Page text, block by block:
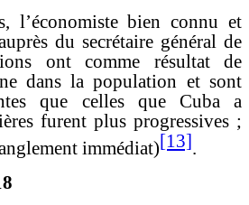
l’économiste bien connu et
du secrétaire général de
ont comme résultat de
dans la population et sont
que celles que Cuba a
furent plus progressives ;
immédiat)[13].